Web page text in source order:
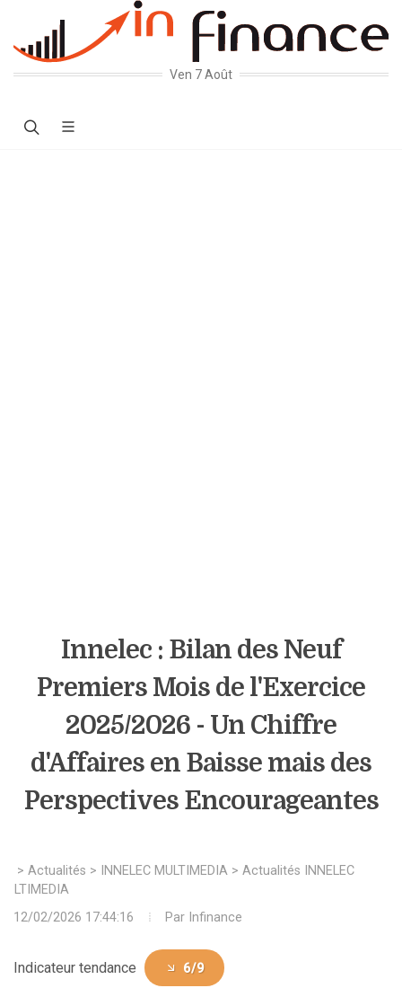
Ven 7 Août
Innelec : Bilan des Neuf
Premiers Mois de l'Exercice
2025/2026 - Un Chiffre
d'Affaires en Baisse mais des
Perspectives Encourageantes
> Actualités > INNELEC MULTIMEDIA > Actualités INNELEC
12/02/2026 17:44:16
Par Infinance
Indicateur tendance 6/9